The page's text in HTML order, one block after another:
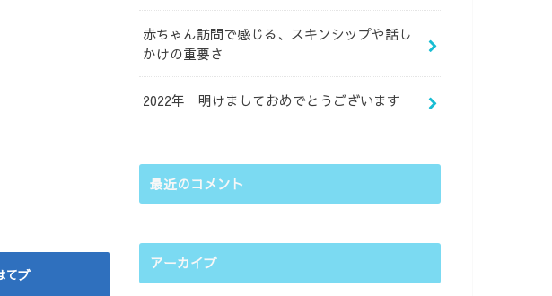
てブ
赤ちゃん訪問で感じる、スキンシップや話し
かけの重要さ
2022年 明けましておめでとうございます
最近のコメント
アーカイブ